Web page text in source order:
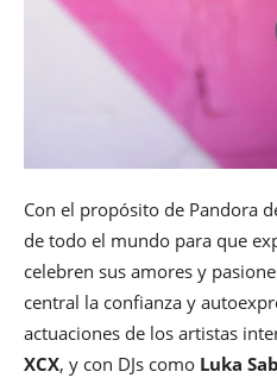
Con el propósito de Pandora
de todo el mundo para que
celebren sus amores y
central la confianza y
actuaciones de los artistas
XCX, y con DJs como Luka